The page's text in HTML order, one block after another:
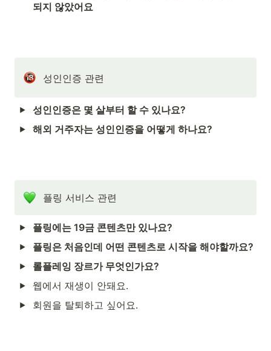
되지 않았어요
성인인증 관련
성인인증은 몇 살부터 할 수 있나요?
해외 거주자는 성인인증을 어떻게 하나요?
플링 서비스 관련
플링에는 19금 콘텐츠만 있나요?
플링은 처음인데 어떤 콘텐츠로 시작을 해야할까요?
롤플레잉 장르가 무엇인가요?
웹에서 재생이 안돼요.
회원을 탈퇴하고 싶어요.